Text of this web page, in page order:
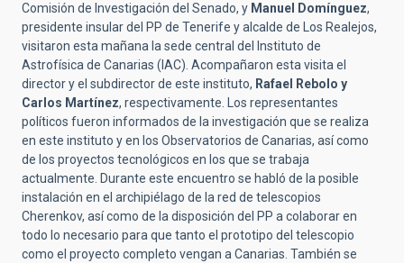
Comisión de Investigación del Senado, y Manuel Domínguez,
presidente insular del PP de Tenerife y alcalde de Los Realejos,
visitaron esta mañana la sede central del Instituto de
Astrofísica de Canarias (IAC). Acompañaron esta visita el
director y el subdirector de este instituto, Rafael Rebolo y
Carlos Martínez, respectivamente. Los representantes
políticos fueron informados de la investigación que se realiza
en este instituto y en los Observatorios de Canarias, así como
de los proyectos tecnológicos en los que se trabaja
actualmente. Durante este encuentro se habló de la posible
instalación en el archipiélago de la red de telescopios
Cherenkov, así como de la disposición del PP a colaborar en
todo lo necesario para que tanto el prototipo del telescopio
como el proyecto completo vengan a Canarias. También se